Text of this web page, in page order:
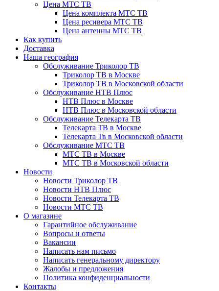
Цена МТС ТВ
Цена комплекта МТС ТВ
Цена ресивера МТС ТВ
Цена антенны МТС ТВ
Как купить
Доставка
Наша география
Обслуживание Триколор ТВ
Триколор ТВ в Москве
Триколор ТВ в Московской области
Обслуживание НТВ Плюс
НТВ Плюс в Москве
НТВ Плюс в Московской области
Обслуживание Телекарта ТВ
Телекарта ТВ в Москве
Телекарта Тв в Московской области
Обслуживание МТС ТВ
МТС ТВ в Москве
МТС ТВ в Московской области
Новости
Новости Триколор ТВ
Новости НТВ Плюс
Новости Телекарта ТВ
Новости МТС ТВ
О магазине
Гарантийное обслуживание
Вопросы и ответы
Вакансии
Написать нам письмо
Написать генеральному директору
Жалобы и предложения
Политика конфиденциальности
Контакты